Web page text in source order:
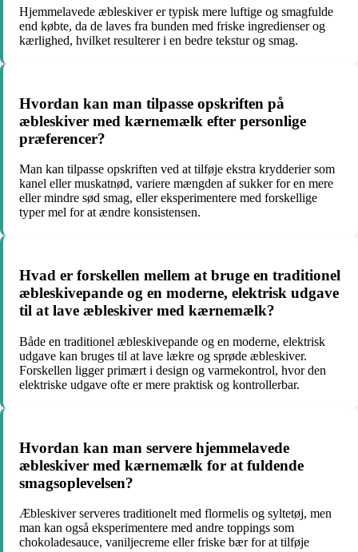
Hjemmelavede æbleskiver er typisk mere luftige og smagfulde
end købte, da de laves fra bunden med friske ingredienser og
kærlighed, hvilket resulterer i en bedre tekstur og smag.
Hvordan kan man tilpasse opskriften på
æbleskiver med kærnemælk efter personlige
præferencer?
Man kan tilpasse opskriften ved at tilføje ekstra krydderier som
kanel eller muskatnød, variere mængden af sukker for en mere
eller mindre sød smag, eller eksperimentere med forskellige
typer mel for at ændre konsistensen.
Hvad er forskellen mellem at bruge en traditionel
æbleskivepande og en moderne, elektrisk udgave
til at lave æbleskiver med kærnemælk?
Både en traditionel æbleskivepande og en moderne, elektrisk
udgave kan bruges til at lave lækre og sprøde æbleskiver.
Forskellen ligger primært i design og varmekontrol, hvor den
elektriske udgave ofte er mere praktisk og kontrollerbar.
Hvordan kan man servere hjemmelavede
æbleskiver med kærnemælk for at fuldende
smagsoplevelsen?
Æbleskiver serveres traditionelt med flormelis og syltetøj, men
man kan også eksperimentere med andre toppings som
chokoladesauce, vaniljecreme eller friske bær for at tilføje